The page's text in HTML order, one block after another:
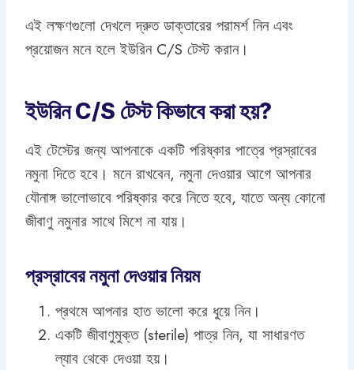
এই লক্ষণগুলো দেখলে দ্রুত ডাক্তারের পরামর্শ নিন এবং
প্রয়োজন মনে হলে ইউরিন C/S টেস্ট করান।
ইউরিন C/S টেস্ট কিভাবে করা হয়?
এই টেস্টের জন্য আপনাকে একটি পরিষ্কার পাত্রে প্রস্রাবের
নমুনা দিতে হবে। মনে রাখবেন, নমুনা দেওয়ার আগে আপনার
যৌনাঙ্গ ভালোভাবে পরিষ্কার করে নিতে হবে, যাতে অন্য কোনো
জীবাণু নমুনার সাথে মিশে না যায়।
প্রস্রাবের নমুনা দেওয়ার নিয়ম
প্রথমে আপনার হাত ভালো করে ধুয়ে নিন।
একটি জীবাণুমুক্ত (sterile) পাত্র নিন, যা সাধারণত
ল্যাব থেকে দেওয়া হয়।